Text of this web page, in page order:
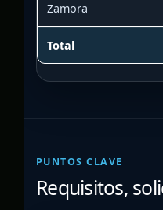
Zamora
Total
PUNTOS CLAVE
Requisitos,